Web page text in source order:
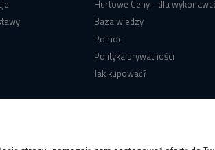
Hurtowe Ceny - dla
Baza wiedzy
Pomoc
Polityka prywatności
Jak kupować?